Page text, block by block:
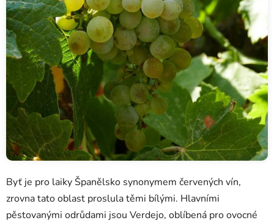
Byť je pro laiky Španělsko synonymem červených vín,
zrovna tato oblast proslula těmi bílými. Hlavními
pěstovanými odrůdami jsou Verdejo, oblíbená pro ovocné